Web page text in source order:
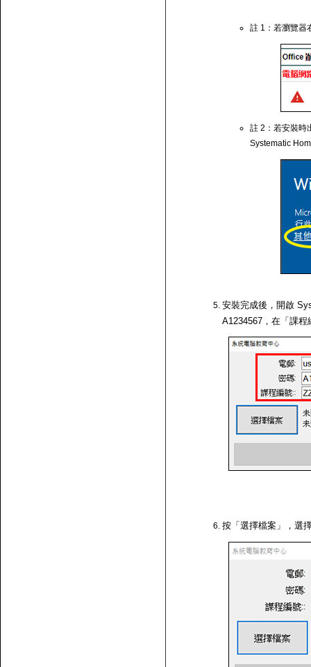
註 1：若瀏覽器
註 2：若安裝時
Systematic
安裝完成後，開啟
A1234567，在「課
按「選擇檔案」，選